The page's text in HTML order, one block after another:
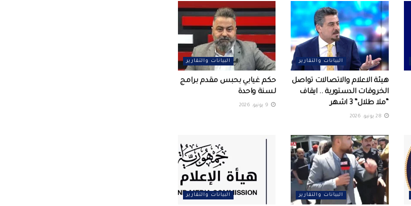
البيانات والتقارير
هيئة الاعلام والاتصالات تواصل
الخروقات الدستورية .. ايقاف
“ملا طلال” 3 اشهر
البيانات والتقارير
حكم غيابي بحبس مقدم برامج
لسنة واحدة
البيانات والتقارير البيانات والتقارير